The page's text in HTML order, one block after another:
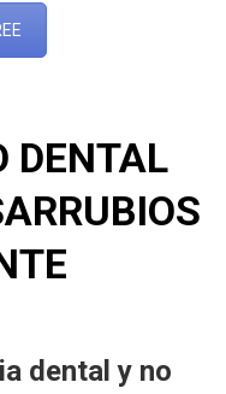
DENTAL
dental y no